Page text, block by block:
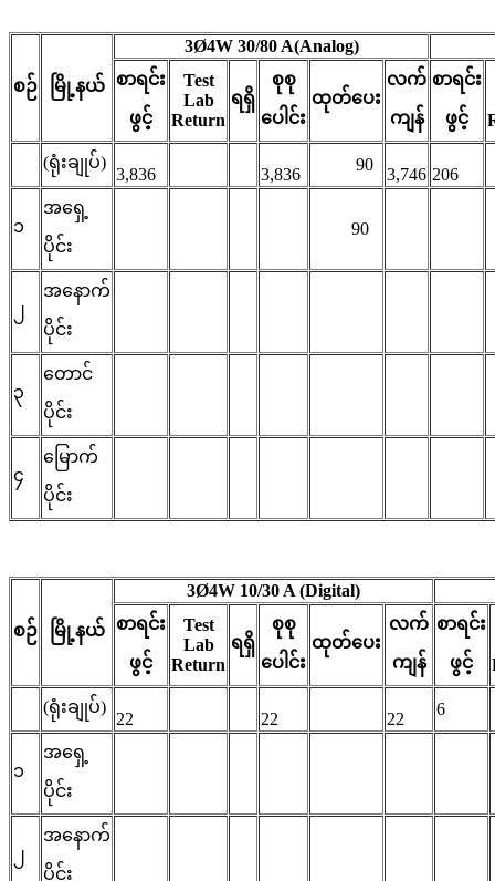
စဉ် မြို့နယ်
3Ø4W 30/80 A(Analog)
စာရင်း
ဖွင့်
Test
Lab
Return
ရရှိ
စုစု
ပေါင်း
ထုတ်ပေး
လက်
ကျန်
စာရင်း
ဖွင့်
(ရုံးချုပ်)
3,836 3,836
90
3,746 206
၁
အရှေ့
ပိုင်း
90
၂
အနောက်
ပိုင်း
၃
တောင်
ပိုင်း
၄
မြောက်
ပိုင်း
စဉ် မြို့နယ်
3Ø4W 10/30 A (Digital)
စာရင်း
ဖွင့်
Test
Lab
Return
ရရှိ
စုစု
ပေါင်း
ထုတ်ပေး
လက်
ကျန်
စာရင်း
ဖွင့်
(ရုံးချုပ်)
22 22 22
6
၁
အရှေ့
ပိုင်း
၂
အနောက်
ပိုင်း